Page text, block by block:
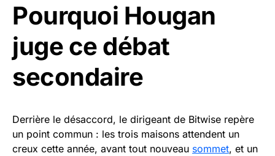
Pourquoi Hougan
juge ce débat
secondaire
Derrière le désaccord, le dirigeant de Bitwise repère
un point commun : les trois maisons attendent un
creux cette année, avant tout nouveau sommet, et un